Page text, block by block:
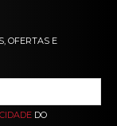
OFERTAS E
DO